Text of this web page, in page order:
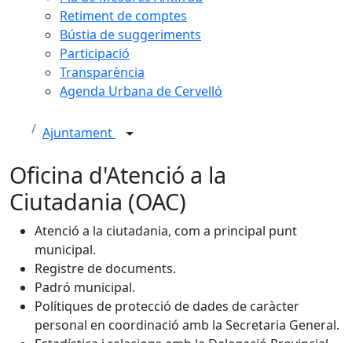
Retiment de comptes
Bústia de suggeriments
Participació
Transparència
Agenda Urbana de Cervelló
Ajuntament
Oficina d'Atenció a la
Ciutadania (OAC)
Atenció a la ciutadania, com a principal punt
municipal.
Registre de documents.
Padró municipal.
Polítiques de protecció de dades de caràcter
personal en coordinació amb la Secretaria General.